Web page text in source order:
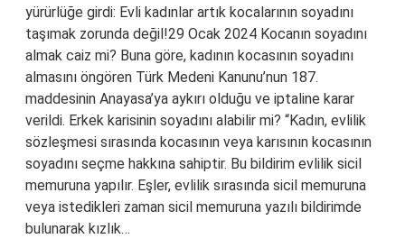
yürürlüğe girdi: Evli kadınlar artık kocalarının soyadını
taşımak zorunda değil!29 Ocak 2024 Kocanın soyadını
almak caiz mi? Buna göre, kadının kocasının soyadını
almasını öngören Türk Medeni Kanunu’nun 187.
maddesinin Anayasa’ya aykırı olduğu ve iptaline karar
verildi. Erkek karisinin soyadını alabilir mi? “Kadın, evlilik
sözleşmesi sırasında kocasının veya karısının kocasının
soyadını seçme hakkına sahiptir. Bu bildirim evlilik sicil
memuruna yapılır. Eşler, evlilik sırasında sicil memuruna
veya istedikleri zaman sicil memuruna yazılı bildirimde
bulunarak kızlık…